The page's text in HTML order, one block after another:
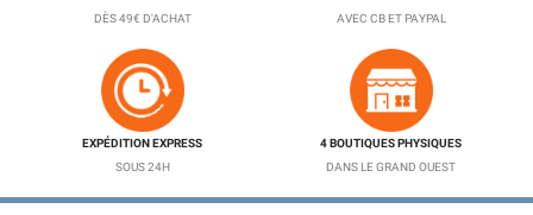
DÈS 49€ D'ACHAT
AVEC CB ET PAYPAL
EXPÉDITION EXPRESS
SOUS 24H
4 BOUTIQUES PHYSIQUES
DANS LE GRAND OUEST